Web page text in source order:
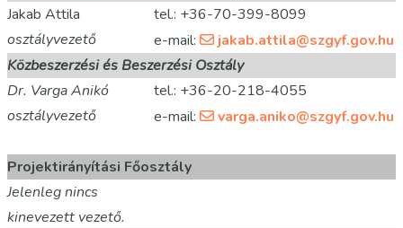
Jakab Attila
osztályvezető
tel.: +36-70-399-8099
e-mail:
jakab.attila@szgyf.gov.hu
Közbeszerzési és Beszerzési Osztály
Dr. Varga Anikó
osztályvezető
tel.: +36-20-218-4055
e-mail:
varga.aniko@szgyf.gov.hu
Projektirányítási Főosztály
Jelenleg nincs
kinevezett vezető.